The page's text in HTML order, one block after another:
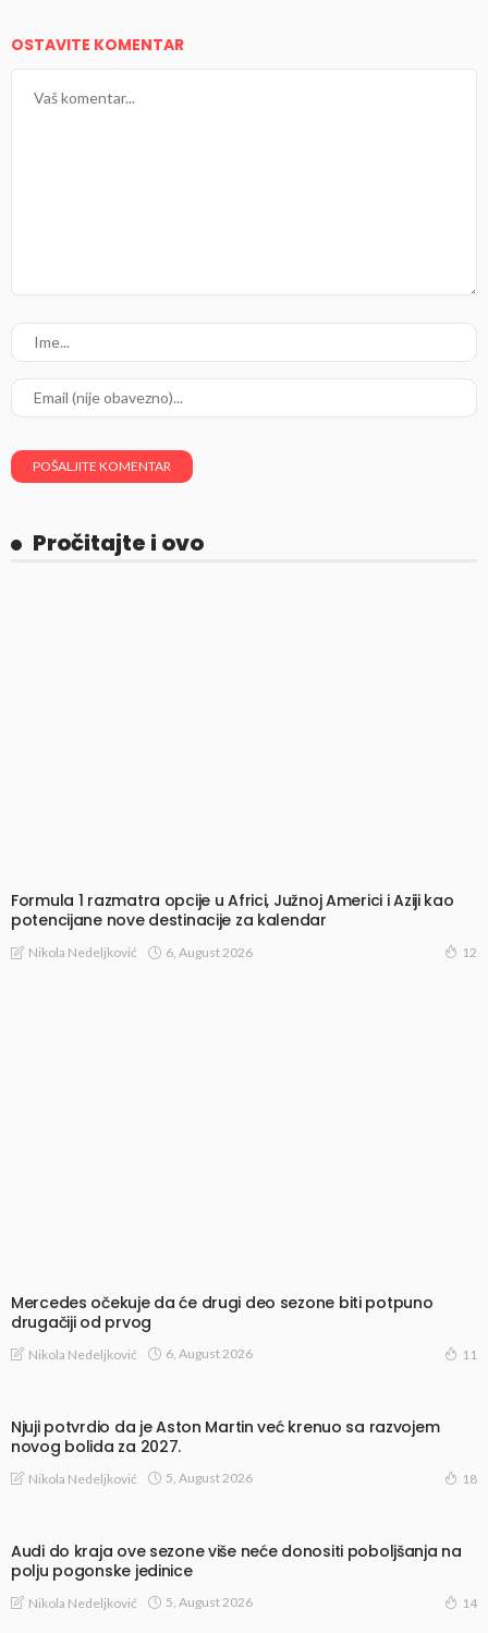
OSTAVITE KOMENTAR
Pročitajte i ovo
Formula 1 razmatra opcije u Africi, Južnoj Americi i Aziji kao
potencijane nove destinacije za kalendar
Nikola Nedeljković 6, August 2026 12
Mercedes očekuje da će drugi deo sezone biti potpuno
drugačiji od prvog
Nikola Nedeljković 6, August 2026 11
Njuji potvrdio da je Aston Martin već krenuo sa razvojem
novog bolida za 2027.
Nikola Nedeljković 5, August 2026 18
Audi do kraja ove sezone više neće donositi poboljšanja na
polju pogonske jedinice
Nikola Nedeljković 5, August 2026 14